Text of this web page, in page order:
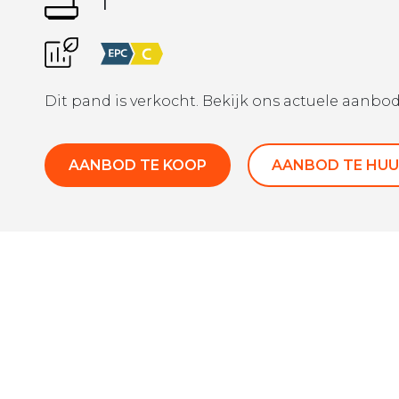
Dit pand is verkocht. Bekijk ons actuele
AANBOD TE KOOP AANBOD TE